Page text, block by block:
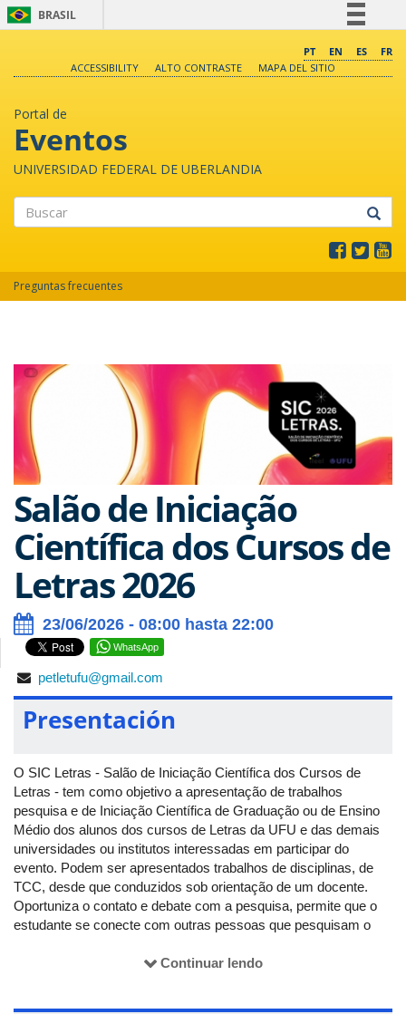
BRASIL
Comunica BR
PT EN ES
FR
ACCESSIBILITY
ALTO CONTRASTE MAPA DEL SITIO
Portal de
Eventos
UNIVERSIDAD FEDERAL DE UBERLANDIA
Preguntas frecuentes
Salão de Iniciação
Científica dos Cursos de
Letras 2026
23/06/2026 - 08:00 hasta 22:00
WhatsApp
petletufu@gmail.com
Presentación
O SIC Letras - Salão de Iniciação Científica dos Cursos de
Letras - tem como objetivo a apresentação de trabalhos
pesquisa e de Iniciação Científica de Graduação ou de Ensino
Médio dos alunos dos cursos de Letras da UFU e das demais
universidades ou institutos interessadas em participar do
evento. Podem ser apresentados trabalhos de disciplinas, de
TCC, desde que conduzidos sob orientação de um docente.
Oportuniza o contato e debate com a pesquisa, permite que o
estudante se conecte com outras pessoas que pesquisam o
participantes. Proporciona à comunidade acadêmica e
Continuar lendo